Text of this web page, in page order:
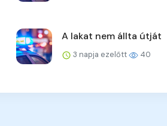
A lakat nem állta útját
3 napja ezelőtt 40